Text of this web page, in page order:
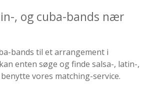
, og cuba-bands nær
bands til et arrangement i
enten søge og finde salsa-, latin-,
vores matching-service.